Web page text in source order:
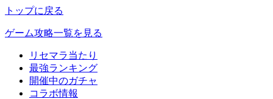
トップに戻る
ゲーム攻略一覧を見る
リセマラ当たり
最強ランキング
開催中のガチャ
コラボ情報